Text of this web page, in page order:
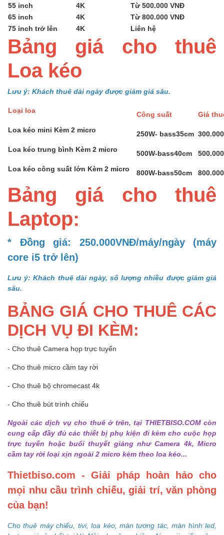
55 inch
4K
Từ 500.000 VNĐ
65 inch
4K
Từ 800.000 VNĐ
75 inch trở lên
4K Liên hệ
Bảng giá cho thuê
Loa kéo
Lưu ý: Khách thuê dài ngày được giảm giá sâu.
Loại loa Công suất
Giá
Loa kéo mini Kèm 2 micro
250W- bass35cm
Loa kéo trung bình Kèm 2 micro
500W-bass40cm
Loa kéo công suất lớn Kèm 2 micro
800W-bass50cm
Bảng giá cho thuê
Laptop:
* Đồng giá: 250.000VNĐ/máy/ngày (máy
core i5 trở lên)
Lưu ý: Khách thuê dài ngày, số lượng nhiều được giảm giá
sâu.
BẢNG GIÁ CHO THUÊ CÁC
DỊCH VỤ ĐI KÈM:
- Cho thuê Camera họp trực tuyến
- Cho thuê micro cầm tay rời
- Cho thuê bộ chromecast 4k
- Cho thuê bút trình chiếu
Ngoài các dịch vụ cho thuê ở trên, tại THIETBISO.COM còn
cung cấp đầy đủ các thiết bị phụ kiện đi kèm cho cuộc họp
trực tuyến hoặc buổi thuyết giảng như Camera 4k, Micro
cầm tay rời loại xịn ngoài 2 micro kèm theo loa kéo...
Thietbiso.com - Giải pháp hoàn hảo cho
mọi nhu cầu trình chiếu, giải trí, văn phòng
của bạn!
Cho thuê máy chiếu, tivi, loa kéo, màn tương tác, màn hình led,